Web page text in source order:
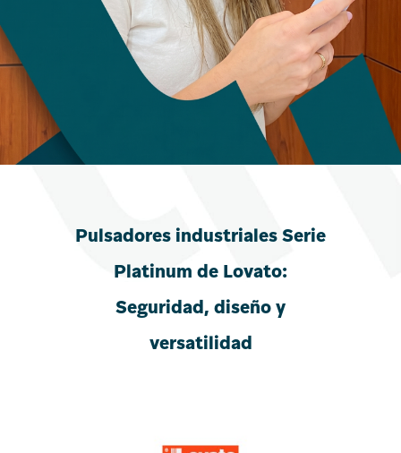
Pulsadores industriales Serie
Platinum de Lovato:
Seguridad, diseño y
versatilidad